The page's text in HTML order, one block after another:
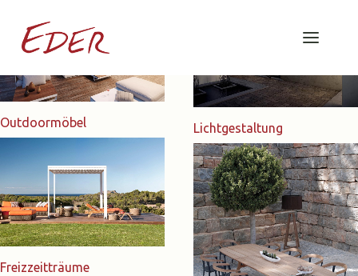
Outdoormöbel Lichtgestaltung
Freizzeitträume